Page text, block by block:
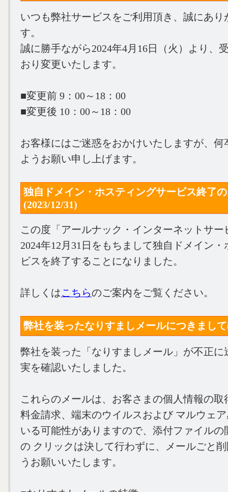
いつも弊社サービスをご利用頂き、誠にあり
す。
誠に勝手ながら2024年4月16日（火）より、
おり変更いたします。
■変更前 9：00～18：00
■変更後 10：00～18：00
お客様にはご迷惑をおかけいたしますが、何
ようお願い申し上げます。
独自ドメイン・ホスティングサービス終了
(2023/12/31)
この度「アールナック・インターネットサー
2024年12月31日をもちまして独自ドメイン
ビスを終了することになりました。
詳しくはこちらのご案内をご覧ください。
弊社を装ったなりすましメールにつきまして
弊社を装った「なりすましメール」が不正に
実を確認いたしました。
これらのメールは、お客さまの個人情報の取
料金請求、端末のウイルスおよび マルウェ
いる可能性がありますので、添付ファイルの
の クリックは決して行わずに、メールごと
うお願いいたします。